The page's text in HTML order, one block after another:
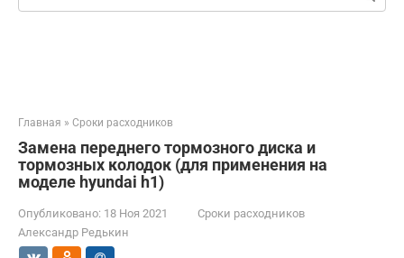
Главная » Сроки расходников
Замена переднего тормозного диска и
тормозных колодок (для применения на
моделе hyundai h1)
Опубликовано: 18 Ноя 2021
Сроки расходников
Александр Редькин